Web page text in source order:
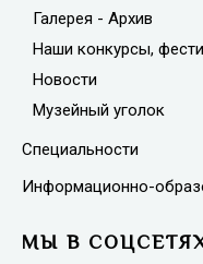
Галерея - Архив
Наши конкурсы,
Новости
Музейный уголок
Специальности
Информационно-
МЫ В